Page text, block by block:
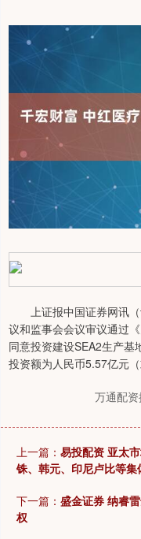
上证报中国证券网讯（
议和监事会会议审议通过
同意投资建设SEA2生产基
投资额为人民币5.57亿元
万通配资
上一篇： 易投配资 亚太
铢、韩元、印尼卢比等集
下一篇： 盛金证券 纳睿
权